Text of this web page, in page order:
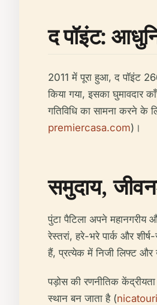
द पॉइंट:
2011 में पूरा हुआ, द पॉइंट
किया गया, इसका घुमावदार
गतिविधि का सामना करने के
premiercasa.com)।
समुदाय,
पुंटा पैटिला अपने महानगरीय
रेस्तरां, हरे-भरे पार्क और
हैं, प्रत्येक में निजी लिफ्ट और
पड़ोस की रणनीतिक
स्थान बन जाता है (